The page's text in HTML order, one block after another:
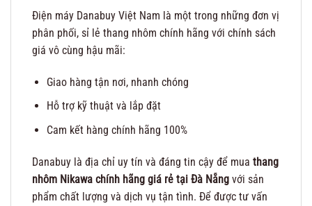
Điện máy Danabuy Việt Nam là một trong những đơn vị
phân phối, sỉ lẻ thang nhôm chính hãng với chính sách
giá vô cùng hậu mãi:
Giao hàng tận nơi, nhanh chóng
Hỗ trợ kỹ thuật và lắp đặt
Cam kết hàng chính hãng 100%
Danabuy là địa chỉ uy tín và đáng tin cậy để mua thang
nhôm Nikawa chính hãng giá rẻ tại Đà Nẵng với sản
phẩm chất lượng và dịch vụ tận tình. Để được tư vấn